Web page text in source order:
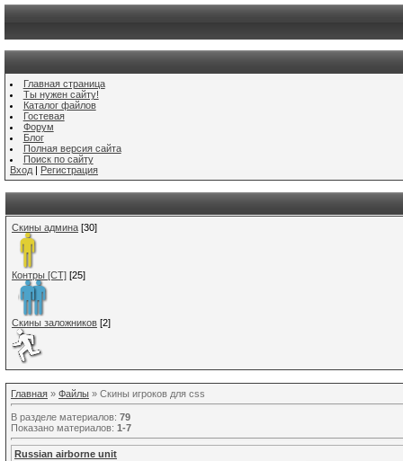
Главная страница
Ты нужен сайту!
Каталог файлов
Гостевая
Форум
Блог
Полная версия сайта
Поиск по сайту
Вход | Регистрация
Скины админа [30]
Контры [CT] [25]
Скины заложников [2]
Главная » Файлы » Скины игроков для css
В разделе материалов: 79
Показано материалов: 1-7
Russian airborne unit